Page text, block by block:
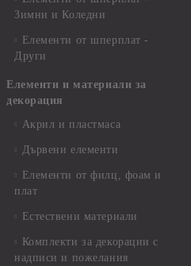
Зимни и Коледни
Елементи от шперплат -
Други
Елементи и материали за
декорация
Акрил и пластмаса
Дървени елементи
Елементи от филц, фоам и
плат
Естествени материали
Комплекти за декорации с
надписи и пожелания